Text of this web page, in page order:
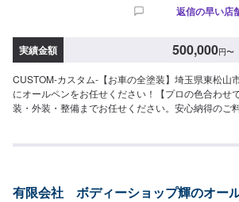
返信の早い店
実績金額 500,000円〜
CUSTOM-カスタム-【お車の全塗装】埼玉県東松山
にオールペンをお任せください！【プロの色合わせ
装・外装・整備までお任せください。安心納得のご
す。専門の鈑金・塗装では、高い技術で満足な仕上
も力を入れ、お客様のカーライフを幅広く支えてま
有限会社 ボディーショップ輝のオー